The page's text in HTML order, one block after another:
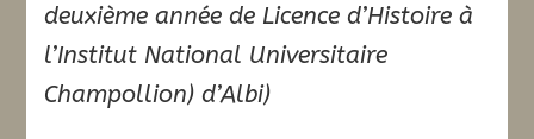
deuxième année de Licence d’Histoire à
l’Institut National Universitaire
Champollion) d’Albi)